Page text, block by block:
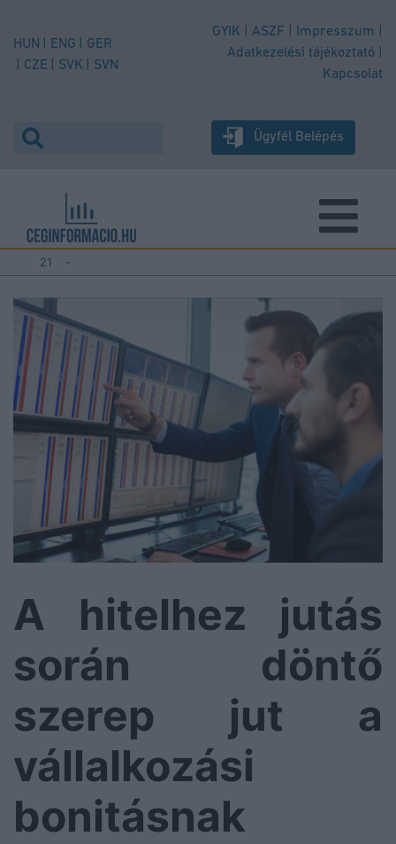
HUN ENG
GER
CZE
SVK SVN
GYIK ASZF
Impresszum
Adatkezelési tájékoztató
Kapcsolat
Ügyfél Belépés
21 -
A hitelhez jutás
során döntő
szerep jut a
vállalkozási
bonitásnak